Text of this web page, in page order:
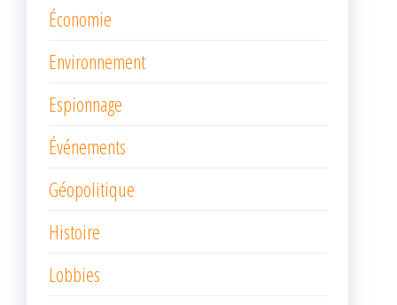
Économie
Environnement
Espionnage
Événements
Géopolitique
Histoire
Lobbies